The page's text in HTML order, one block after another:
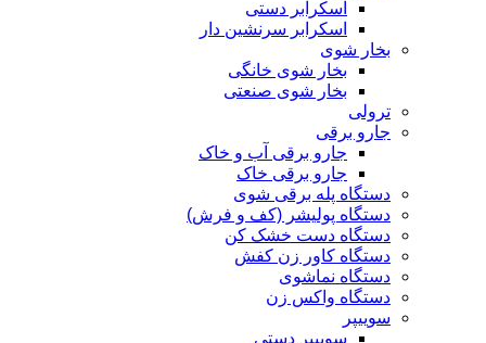
اسکرابر دستی
اسکرابر سرنشین دار
بخار شوی
بخار شوی خانگی
بخار شوی صنعتی
ترولی
جارو برقی
جارو برقی آب و خاک
جارو برقی خاک
دستگاه پله برقی شوی
دستگاه پولیشر (کف و فرش)
دستگاه دست خشک کن
دستگاه کاور زن کفش
دستگاه نماشوی
دستگاه واکس زن
سوییپر
سوییپر دستی